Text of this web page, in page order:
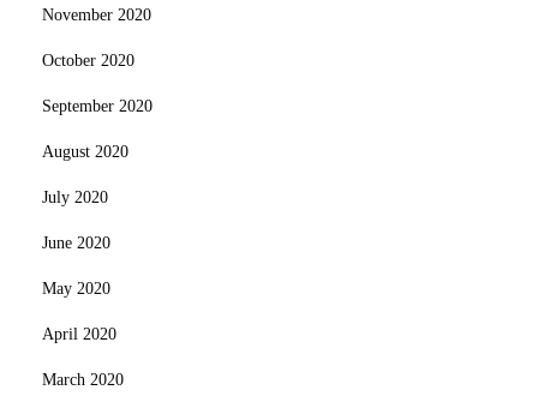
November 2020
October 2020
September 2020
August 2020
July 2020
June 2020
May 2020
April 2020
March 2020